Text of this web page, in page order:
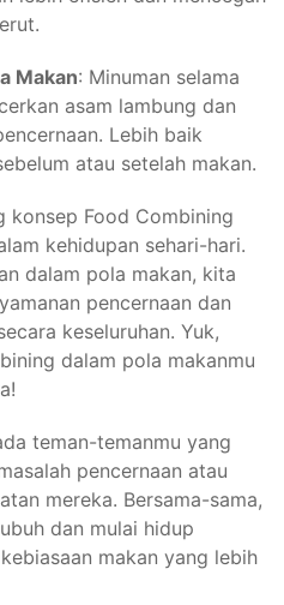
Makan: Minuman selama
asam lambung dan
Lebih baik
atau setelah makan.
konsep Food Combining
kehidupan sehari-hari.
dalam pola makan, kita
pencernaan dan
keseluruhan. Yuk,
dalam pola makanmu
teman-temanmu yang
pencernaan atau
mereka. Bersama-sama,
dan mulai hidup
makan yang lebih